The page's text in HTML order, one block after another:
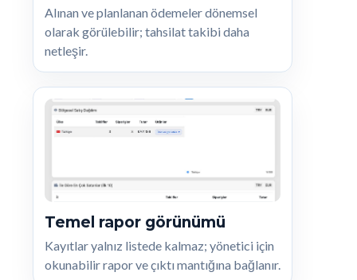
Alınan ve planlanan ödemeler dönemsel
olarak görülebilir; tahsilat takibi daha
netleşir.
Temel rapor görünümü
Kayıtlar yalnız listede kalmaz; yönetici için
okunabilir rapor ve çıktı mantığına bağlanır.